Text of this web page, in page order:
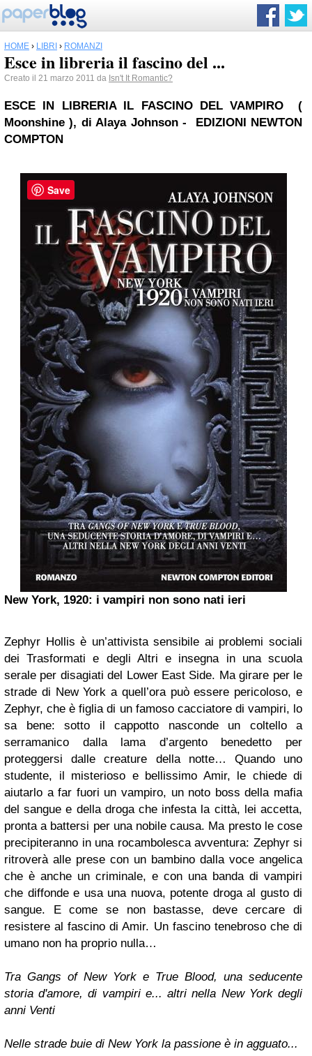
HOME › LIBRI › ROMANZI
Esce in libreria il fascino del ...
Creato il 21 marzo 2011 da Isn't It Romantic?
ESCE IN LIBRERIA IL FASCINO DEL VAMPIRO (
Moonshine ), di Alaya Johnson - EDIZIONI NEWTON
COMPTON
New York, 1920: i vampiri non sono nati ieri
Zephyr Hollis è un’attivista sensibile ai problemi sociali
dei Trasformati e degli Altri e insegna in una scuola
serale per disagiati del Lower East Side. Ma girare per le
strade di New York a quell’ora può essere pericoloso, e
Zephyr, che è figlia di un famoso cacciatore di vampiri, lo
sa bene: sotto il cappotto nasconde un coltello a
serramanico dalla lama d’argento benedetto per
proteggersi dalle creature della notte… Quando uno
studente, il misterioso e bellissimo Amir, le chiede di
aiutarlo a far fuori un vampiro, un noto boss della mafia
del sangue e della droga che infesta la città, lei accetta,
pronta a battersi per una nobile causa. Ma presto le cose
precipiteranno in una rocambolesca avventura: Zephyr si
ritroverà alle prese con un bambino dalla voce angelica
che è anche un criminale, e con una banda di vampiri
che diffonde e usa una nuova, potente droga al gusto di
sangue. E come se non bastasse, deve cercare di
resistere al fascino di Amir. Un fascino tenebroso che di
umano non ha proprio nulla…
Tra Gangs of New York e True Blood, una seducente
storia d'amore, di vampiri e... altri nella New York degli
anni Venti
Nelle strade buie di New York la passione è in agguato...
Save